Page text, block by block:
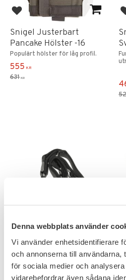
Denna webbplats använder
Vi använder enhetsidentifierare
och annonserna till användarna,
för sociala medier och
vidarebefordrar även sådana
Add to favorites
Snigel Justerbart
Pancake Hölster -16
Populärt hölster för låg profil.
555 KR
631 KR
Add to favorites
ASG Taktisk Vapenrem
Gevär 3-fästen Airsoft